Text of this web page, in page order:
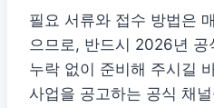
필요 서류와 접수 방법은
으므로, 반드시 2026년 공
누락 없이 준비해 주시길
사업을 공고하는 공식 채